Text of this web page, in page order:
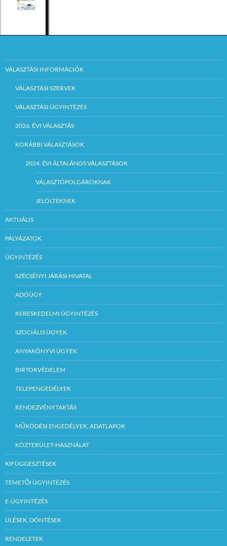
VÁLASZTÁSI INFORMÁCIÓK
VÁLASZTÁSI SZERVEK
VÁLASZTÁSI ÜGYINTÉZÉS
2026. ÉVI VÁLASZTÁS
KORÁBBI VÁLASZTÁSOK
2024. ÉVI ÁLTALÁNOS VÁLASZTÁSOK
VÁLASZTÓPOLGÁROKNAK
JELÖLTEKNEK
AKTUÁLIS
PÁLYÁZATOK
ÜGYINTÉZÉS
SZÉCSÉNYI JÁRÁSI HIVATAL
ADÓÜGY
KERESKEDELMI ÜGYINTÉZÉS
SZOCIÁLIS ÜGYEK
ANYAKÖNYVI ÜGYEK
BIRTOKVÉDELEM
TELEPENGEDÉLYEK
RENDEZVÉNYTARTÁS
MŰKÖDÉSI ENGEDÉLYEK, ADATLAPOK
KÖZTERÜLET-HASZNÁLAT
KIFÜGGESZTÉSEK
TEMETŐI ÜGYINTÉZÉS
E-ÜGYINTÉZÉS
ÜLÉSEK, DÖNTÉSEK
RENDELETEK